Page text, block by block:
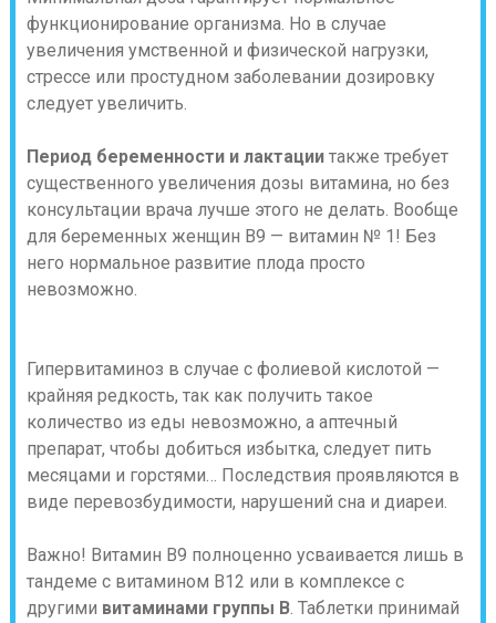
функционирование организма. Но в случае
увеличения умственной и физической нагрузки,
стрессе или простудном заболевании дозировку
следует увеличить.
Период беременности и лактациитакже требует
существенного увеличения дозы витамина, но без
консультации врача лучше этого не делать. Вообще
для беременных женщин В9 — витамин № 1! Без
него нормальное развитие плода просто
невозможно.
Гипервитаминоз в случае с фолиевой кислотой —
крайняя редкость, так как получить такое
количество из еды невозможно, а аптечный
препарат, чтобы добиться избытка, следует пить
месяцами и горстями… Последствия проявляются в
виде перевозбудимости, нарушений сна и диареи.
Важно! Витамин В9 полноценно усваивается лишь в
тандеме с витамином В12 или в комплексе с
другими витаминами группы В. Таблетки принимай